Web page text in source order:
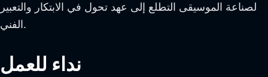
لصناعة الموسيقى التطلع إلى عهد تحول في الابتكار والتعبير
الفني.
نداء للعمل